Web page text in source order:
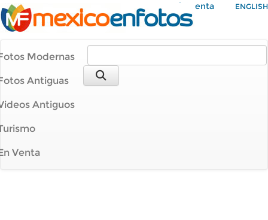
Mi Cuenta ENGLISH
Modernas
Antiguas
Antiguos
Venta